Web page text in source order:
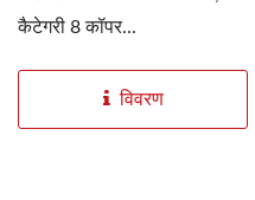
कैटेगरी 8 कॉपर...
विवरण